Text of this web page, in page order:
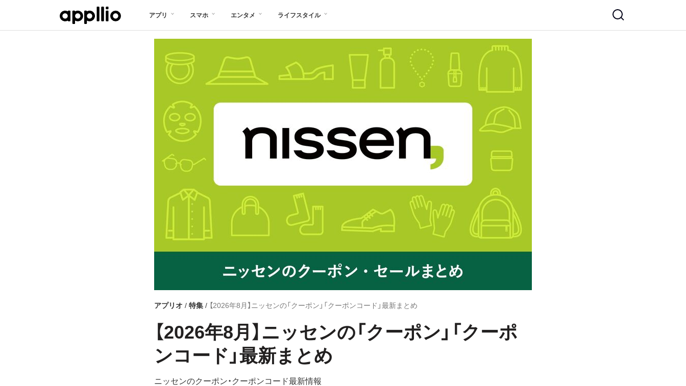
アプリ スマホ エンタメ ライフスタイル
アプリオ 特集 【2026年8月】ニッセンの「クーポン」「クーポンコード」最新まとめ
【2026年8月】ニッセンの「クーポン」「クーポ
ンコード」最新まとめ
ニッセンのクーポン・クーポンコード最新情報